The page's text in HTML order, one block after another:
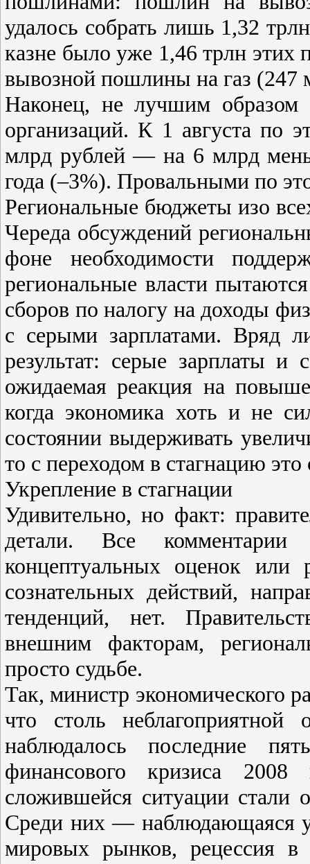
удалось собрать лишь 1,32
казне было уже 1,46 трлн этих
вывозной пошлины на газ (247
Наконец, не лучшим образом
организаций. К 1 августа по
млрд рублей — на 6 млрд
года (–3%). Провальными по
Региональные бюджеты изо
Череда обсуждений
фоне необходимости
региональные власти
сборов по налогу на доходы
с серыми зарплатами. Вряд
результат: серые зарплаты
ожидаемая реакция на
когда экономика хоть и не
состоянии выдерживать
то с переходом в стагнацию
Укрепление в стагнации
Удивительно, но факт:
детали. Все
концептуальных оценок
сознательных действий,
тенденций, нет.
внешним факторам,
просто судьбе.
Так, министр экономического
что столь
наблюдалось последние
финансового кризиса
сложившейся ситуации стали
Среди них — наблюдающаяся
мировых рынков, рецессия в